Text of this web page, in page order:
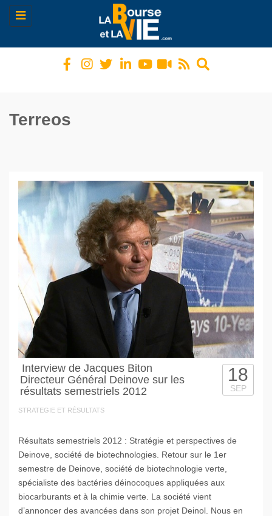
Toggle
navigation
Terreos
Interview de Jacques Biton
Directeur Général Deinove sur les
résultats semestriels 2012
STRATEGIE ET RÉSULTATS
18
SEP
Résultats semestriels 2012 : Stratégie et perspectives de
Deinove, société de biotechnologies. Retour sur le 1er
semestre de Deinove, société de biotechnologie verte,
spécialiste des bactéries déinocoques appliquées aux
biocarburants et à la chimie verte. La société vient
d’annoncer des avancées dans son projet Deinol. Nous en